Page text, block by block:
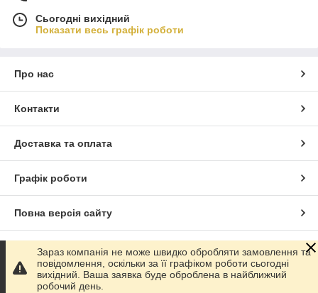
Сьогодні вихідний
Показати весь графік роботи
Про нас
Контакти
Доставка та оплата
Графік роботи
Повна версія сайту
Сайт створено на маркетплейсіProm.ua
Політика конфіденційності
Зараз компанія не може швидко обробляти замовлення та
повідомлення, оскільки за її графіком роботи сьогодні
вихідний. Ваша заявка буде оброблена в найближчий
робочий день.